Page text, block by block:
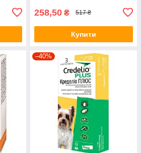
258,50 ₴ 517 ₴
Купити
–40%